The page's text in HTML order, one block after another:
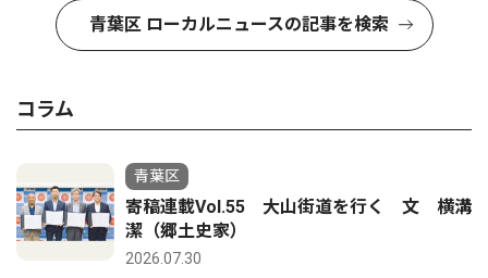
青葉区 ローカルニュースの記事を検索
コラム
青葉区
寄稿連載Vol.55 大山街道を行く 文 横溝
潔（郷土史家）
2026.07.30